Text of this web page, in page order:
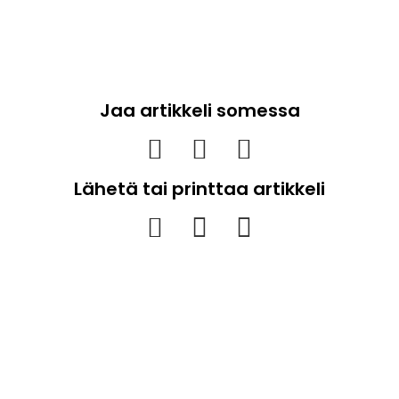
Jaa artikkeli somessa
Lähetä tai printtaa artikkeli